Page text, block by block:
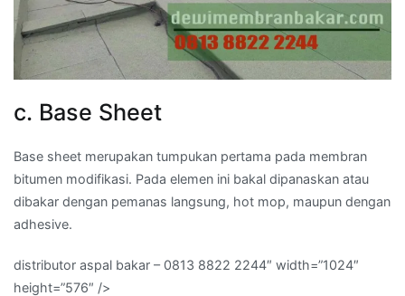
c. Base Sheet
Base sheet merupakan tumpukan pertama pada membran
bitumen modifikasi. Pada elemen ini bakal dipanaskan atau
dibakar dengan pemanas langsung, hot mop, maupun dengan
adhesive.
distributor aspal bakar – 0813 8822 2244″ width=”1024″
height=”576″ />